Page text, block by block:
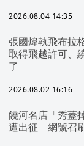
2026.08.04 14:35
張國煒執飛布拉
取得飛越許可
了
2026.08.02 16:16
饒河名店「秀蓋
遭出征 網號召